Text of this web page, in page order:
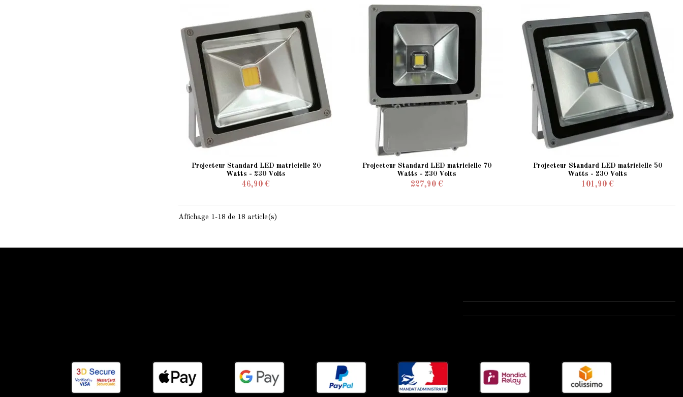
Projecteur Standard LED matricielle 20
Watts - 230 Volts
46,90 €
Projecteur Standard LED matricielle 70
Watts - 230 Volts
227,90 €
Projecteur Standard LED matricielle 50
Watts - 230 Volts
101,90 €
Affichage 1-18 de 18 article(s)